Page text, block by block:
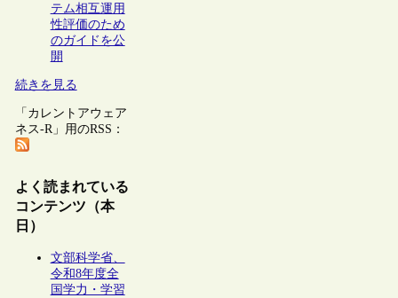
テム相互運用
性評価のため
のガイドを公
開
続きを見る
「カレントアウェア
ネス-R」用のRSS：
よく読まれている
コンテンツ（本
日）
文部科学省、
令和8年度全
国学力・学習